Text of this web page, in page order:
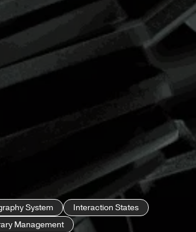
System
Interaction States
Management